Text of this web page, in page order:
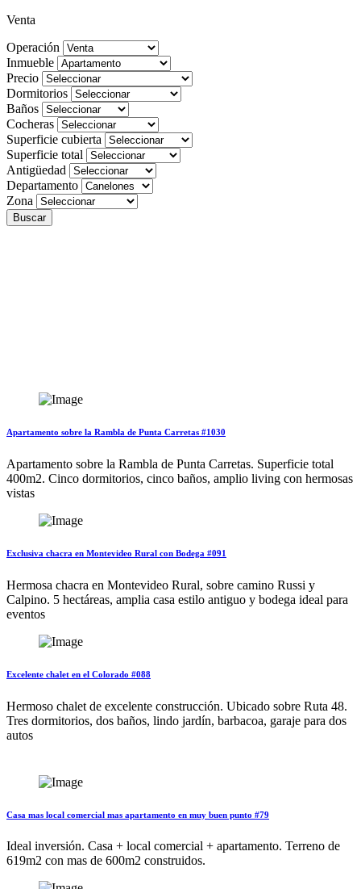
Venta
Operación
Inmueble
Precio
Dormitorios
Baños
Cocheras
Superficie cubierta
Superficie total
Antigüedad
Departamento
Zona
Buscar
Apartamento sobre la Rambla de Punta Carretas #1030
Apartamento sobre la Rambla de Punta Carretas. Superficie total
400m2. Cinco dormitorios, cinco baños, amplio living con hermosas
vistas
Exclusiva chacra en Montevideo Rural con Bodega #091
Hermosa chacra en Montevideo Rural, sobre camino Russi y
Calpino. 5 hectáreas, amplia casa estilo antiguo y bodega ideal para
eventos
Excelente chalet en el Colorado #088
Hermoso chalet de excelente construcción. Ubicado sobre Ruta 48.
Tres dormitorios, dos baños, lindo jardín, barbacoa, garaje para dos
autos
Casa mas local comercial mas apartamento en muy buen punto #79
Ideal inversión. Casa + local comercial + apartamento. Terreno de
619m2 con mas de 600m2 construidos.